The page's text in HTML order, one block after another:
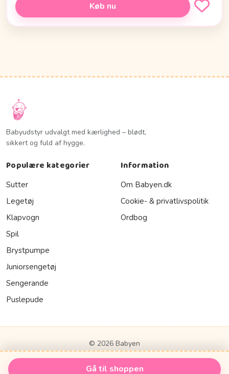
Gå til shoppen
Køb nu
Babyudstyr udvalgt med kærlighed – blødt,
sikkert og fuld af hygge.
Populære kategorier
Sutter
Legetøj
Klapvogn
Spil
Brystpumpe
Juniorsengetøj
Sengerande
Puslepude
Information
Om Babyen.dk
Cookie- & privatlivspolitik
Ordbog
© 2026 Babyen